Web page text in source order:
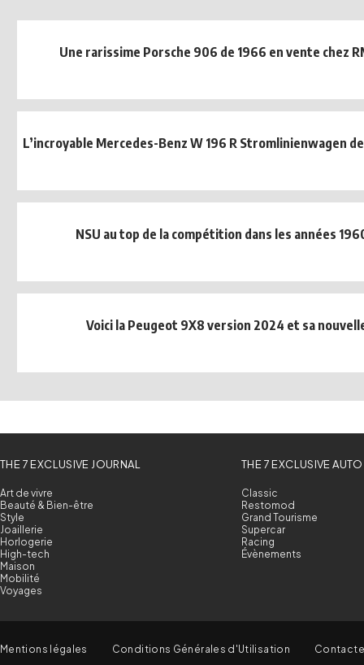
Une rarissime Porsche 906 de 1966 en vente chez
L’incroyable Mercedes-Benz W 196 R Stromlinienwagen
NSU au top de la compétition dans les années
Voici la Peugeot 9X8 version 2024 et sa
THE 7 EXCLUSIVE JOURNAL
Art de vivre
Beauté & Bien-être
Style
Joaillerie
Horlogerie
High-tech
Maison
Mobilité
Voyages
THE 7 EXCLUSIVE AUTO
Classic
Restomod
Grand Tourisme
Supercar
Racing
Évènements
Mentions légales Conditions Générales d'Utilisation